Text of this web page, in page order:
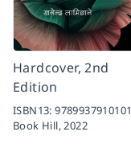
Hardcover, 2nd
Edition
ISBN13:9789937910101
Book Hill, 2022